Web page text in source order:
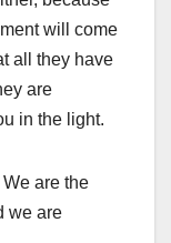
will come
all they have
are
in the light.
are the
we are